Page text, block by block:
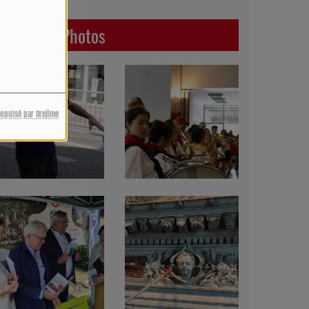
par Orejime
Dernières Photos